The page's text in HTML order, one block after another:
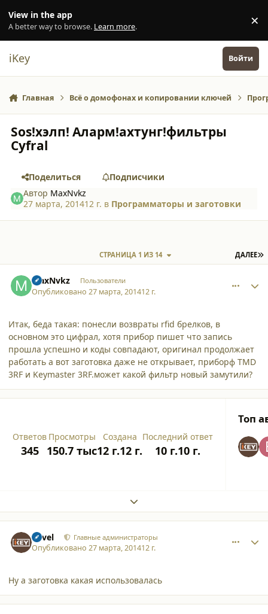
View in the app
A better way to browse. Learn more. ×
iKey Войти
Главная Всё о домофонах и копировании ключей
Sos!хэлп! Аларм!ахтунг!фильтры
Cyfral
Поделиться
Подписчики
Автор MaxNvkz
27 марта, 201412 г. в Программаторы и заготовки
ДАЛЕЕ
СТРАНИЦА 1 ИЗ 14
MaxNvkz Пользователи
Опубликовано27 марта, 201412 г.
Итак, беда такая: понесли возвраты rfid брелков, в
основном это цифрал, хотя прибор пишет что запись
прошла успешно и коды совпадают, оригинал продолжает
работать а вот заготовка даже не открывает, приборф TMD
3RF и Keymaster 3RF.может какой фильтр новый замутили?
Ответов
345
Просмотры
150.7 тыс
Создана
12 г.12 г.
Последний ответ
10 г.10 г.
Топ
Expand topic overview
Pavel Главные администраторы
Опубликовано27 марта, 201412 г.
Ну а заготовка какая использовалась